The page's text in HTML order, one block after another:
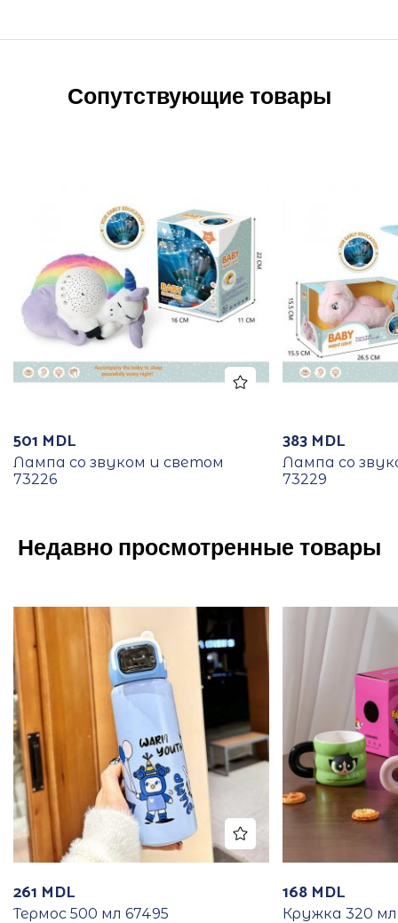
Сопутствующие товары
501 MDL
Лампа со звуком и светом
73226
383 MDL
Лампа со
73229
Недавно просмотренные товары
261 MDL
Термос 500 мл 67495
168 MDL
Кружка 320 мл